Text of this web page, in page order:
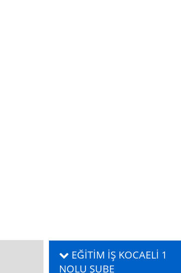
EĞITIM İŞ KOCAELI 1
NOLU ŞUBE